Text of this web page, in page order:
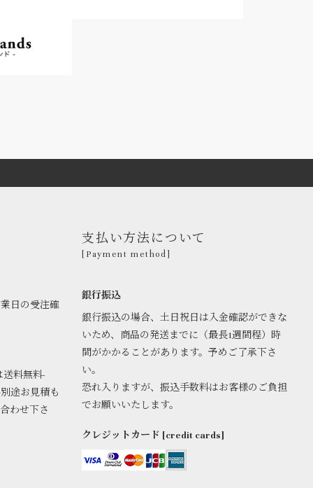
日の受注確
送料無料-
途お見積も
わせ下さ
支払い方法について
[Payment method]
銀行振込
銀行振込の場合、土日祝日は入金確認ができな
いため、商品の発送までに（最長1週間程）時
間がかかることがあります。予めご了承下さ
い。
恐れ入りますが、振込手数料はお客様のご負担
でお願いいたします。
クレジットカード [credit cards]